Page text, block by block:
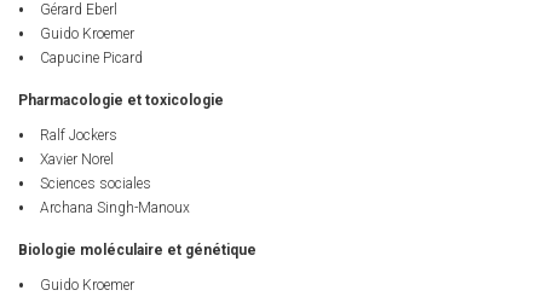
Gérard Eberl
Guido Kroemer
Capucine Picard
Pharmacologie et toxicologie
Ralf Jockers
Xavier Norel
Sciences sociales
Archana Singh-Manoux
Biologie moléculaire et génétique
Guido Kroemer